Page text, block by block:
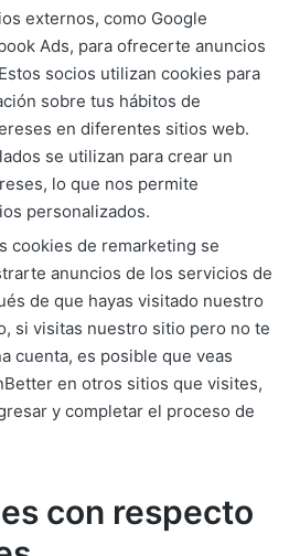
externos, como Google
Ads, para ofrecerte anuncios
socios utilizan cookies para
sobre tus hábitos de
en diferentes sitios web.
se utilizan para crear un
lo que nos permite
personalizados.
cookies de remarketing se
anuncios de los servicios de
de que hayas visitado nuestro
si visitas nuestro sitio pero no te
cuenta, es posible que veas
en otros sitios que visites,
y completar el proceso de
con respecto